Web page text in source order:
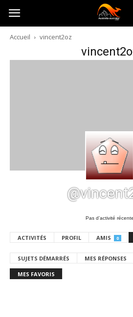
Australia-
australie.com
Accueil vincent2oz
Pas d’activité récente
ACTIVITÉS PROFIL AMIS 0
SUJETS DÉMARRÉS MES RÉPONSES
MES FAVORIS